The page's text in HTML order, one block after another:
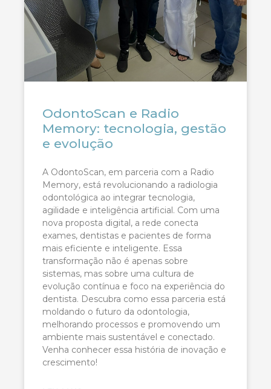
OdontoScan e Radio
Memory: tecnologia, gestão
e evolução
A OdontoScan, em parceria com a Radio
Memory, está revolucionando a radiologia
odontológica ao integrar tecnologia,
agilidade e inteligência artificial. Com uma
nova proposta digital, a rede conecta
exames, dentistas e pacientes de forma
mais eficiente e inteligente. Essa
transformação não é apenas sobre
sistemas, mas sobre uma cultura de
evolução contínua e foco na experiência do
dentista. Descubra como essa parceria está
moldando o futuro da odontologia,
melhorando processos e promovendo um
ambiente mais sustentável e conectado.
Venha conhecer essa história de inovação e
crescimento!